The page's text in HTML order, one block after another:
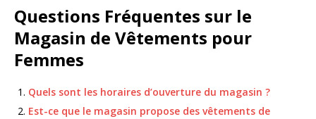
Questions Fréquentes sur le
Magasin de Vêtements pour
Femmes
Quels sont les horaires d’ouverture du magasin ?
Est-ce que le magasin propose des vêtements de